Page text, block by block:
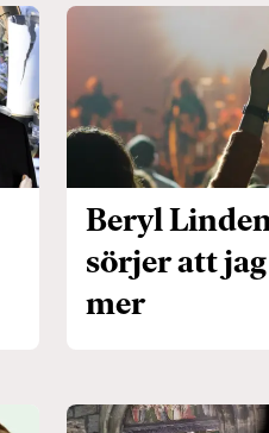
Beryl
sörjer att
mer